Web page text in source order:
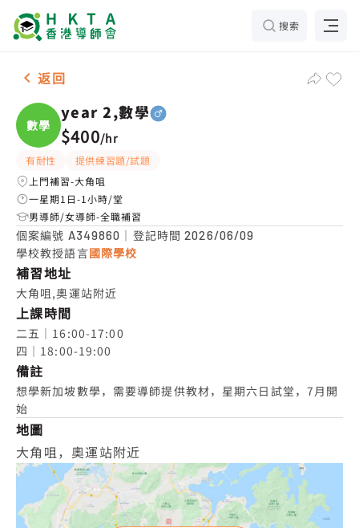
搜索
男-1名 year 2,數學，大角咀 補習推介
返回
數學
year 2,數學
$400/hr
有耐性
提供練習題/試題
上門補習-大角咀
一星期1日-1小時/堂
男導師/女導師-全職補習
個案編號 A349860 ｜登記時間2026/06/09
學校教授語言國際學校
補習地址
大角咀,奧運站附近
上課時間
二五｜16:00-17:00
四｜18:00-19:00
備註
想學新加坡數學，需要導師提供教材，星期六日試堂，7月開
始
地圖
大角咀，奧運站附近